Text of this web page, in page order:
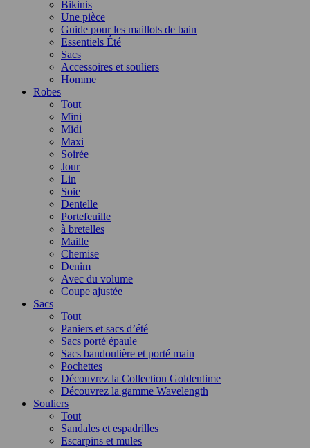
Bikinis
Une pièce
Guide pour les maillots de bain
Essentiels Été
Sacs
Accessoires et souliers
Homme
Robes
Tout
Mini
Midi
Maxi
Soirée
Jour
Lin
Soie
Dentelle
Portefeuille
à bretelles
Maille
Chemise
Denim
Avec du volume
Coupe ajustée
Sacs
Tout
Paniers et sacs d’été
Sacs porté épaule
Sacs bandoulière et porté main
Pochettes
Découvrez la Collection Goldentime
Découvrez la gamme Wavelength
Souliers
Tout
Sandales et espadrilles
Escarpins et mules